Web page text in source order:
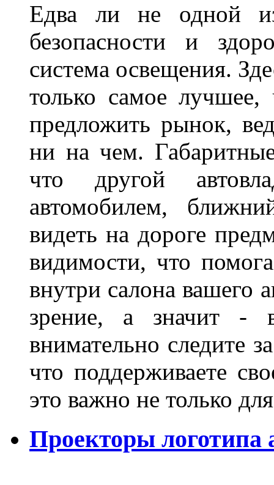
Едва ли не одной
безопасности и
система освещения.
только самое
предложить рынок,
ни на чем.
что другой
автомобилем,
видеть на дороге
видимости, что
внутри салона вашего
зрение, а значит -
внимательно следите
что поддерживаете
это важно не только
Проекторы логотипа